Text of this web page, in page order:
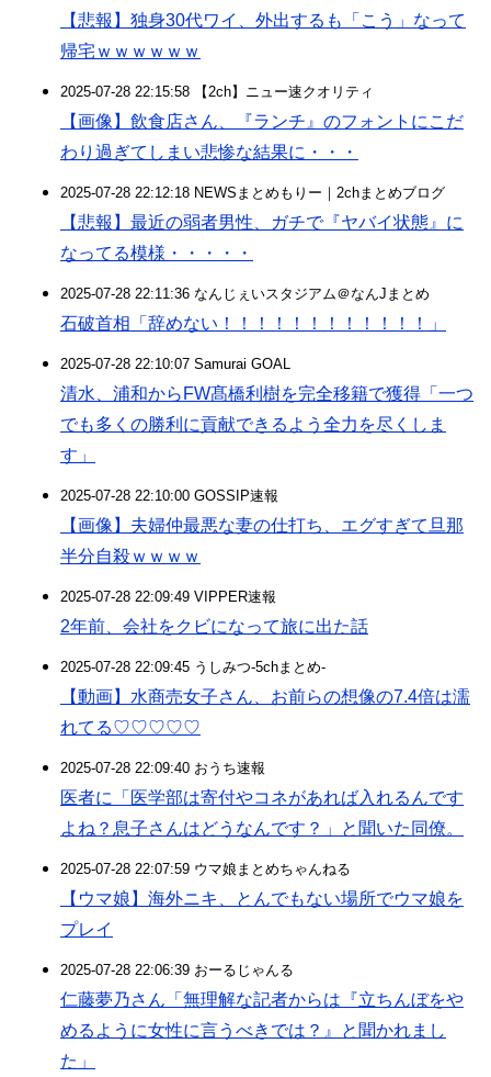
【悲報】独身30代ワイ、外出するも「こう」なって
帰宅ｗｗｗｗｗｗ
2025-07-28 22:15:58 【2ch】ニュー速クオリティ
【画像】飲食店さん、『ランチ』のフォントにこだ
わり過ぎてしまい悲惨な結果に・・・
2025-07-28 22:12:18 NEWSまとめもりー｜2chまとめブログ
【悲報】最近の弱者男性、ガチで『ヤバイ状態』に
なってる模様・・・・・
2025-07-28 22:11:36 なんじぇいスタジアム＠なんJまとめ
石破首相「辞めない！！！！！！！！！！！！」
2025-07-28 22:10:07 Samurai GOAL
清水、浦和からFW髙橋利樹を完全移籍で獲得「一つ
でも多くの勝利に貢献できるよう全力を尽くしま
す」
2025-07-28 22:10:00 GOSSIP速報
【画像】夫婦仲最悪な妻の仕打ち、エグすぎて旦那
半分自殺ｗｗｗｗ
2025-07-28 22:09:49 VIPPER速報
2年前、会社をクビになって旅に出た話
2025-07-28 22:09:45 うしみつ-5chまとめ-
【動画】水商売女子さん、お前らの想像の7.4倍は濡
れてる♡♡♡♡♡
2025-07-28 22:09:40 おうち速報
医者に「医学部は寄付やコネがあれば入れるんです
よね？息子さんはどうなんです？」と聞いた同僚。
2025-07-28 22:07:59 ウマ娘まとめちゃんねる
【ウマ娘】海外ニキ、とんでもない場所でウマ娘を
プレイ
2025-07-28 22:06:39 おーるじゃんる
仁藤夢乃さん「無理解な記者からは『立ちんぼをや
めるように女性に言うべきでは？』と聞かれまし
た」